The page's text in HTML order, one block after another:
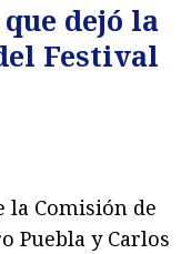
dejó la
Festival
la Comisión de
Puebla y Carlos